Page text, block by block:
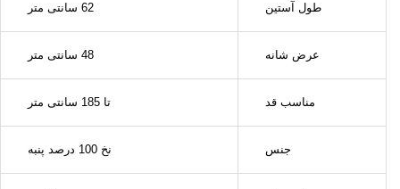
طول آستین
عرض شانه
مناسب قد تا 185 سانتی متر
جنس نخ 100 درصد پنبه